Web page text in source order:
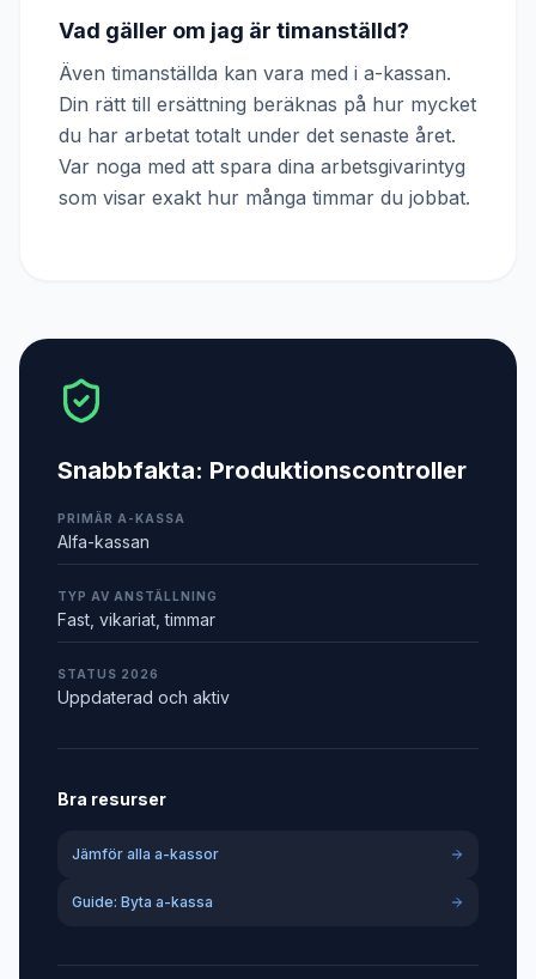
Vad gäller om jag är timanställd?
Även timanställda kan vara med i a-kassan.
Din rätt till ersättning beräknas på hur mycket
du har arbetat totalt under det senaste året.
Var noga med att spara dina arbetsgivarintyg
som visar exakt hur många timmar du jobbat.
Snabbfakta: Produktionscontroller
PRIMÄR A-KASSA
Alfa-kassan
TYP AV ANSTÄLLNING
Fast, vikariat, timmar
STATUS 2026
Uppdaterad och aktiv
Bra resurser
Jämför alla a-kassor
Guide: Byta a-kassa